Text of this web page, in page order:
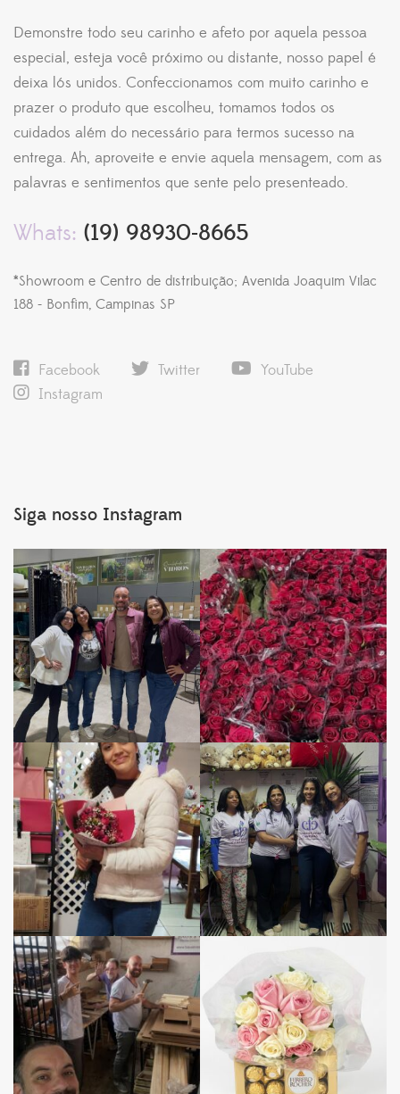
Demonstre todo seu carinho e afeto por aquela pessoa
especial, esteja você próximo ou distante, nosso papel é
deixa lós unidos. Confeccionamos com muito carinho e
prazer o produto que escolheu, tomamos todos os
cuidados além do necessário para termos sucesso na
entrega. Ah, aproveite e envie aquela mensagem, com as
palavras e sentimentos que sente pelo presenteado.
Whats: (19) 98930-8665
*Showroom e Centro de distribuição; Avenida Joaquim Vilac
188 - Bonfim, Campinas SP
Facebook Twitter
YouTube
Instagram
Siga nosso Instagram